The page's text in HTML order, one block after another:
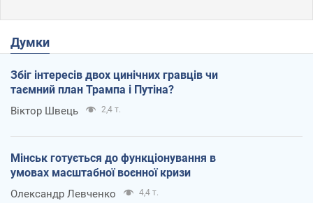
Думки
Збіг інтересів двох цинічних гравців чи
таємний план Трампа і Путіна?
Віктор Швець 2,4 т.
Мінськ готується до функціонування в
умовах масштабної воєнної кризи
Олександр Левченко 4,4 т.